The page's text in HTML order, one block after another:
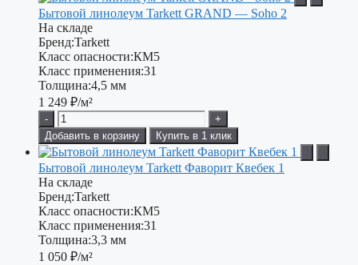
Бытовой линолеум Tarkett GRAND — Soho 2
На складе
Бренд:Tarkett
Класс опасности:КМ5
Класс применения:31
Толщина:4,5 мм
1 249 ₽/м²
-
+
Добавить в корзину
Купить в 1 клик
Бытовой линолеум Tarkett Фаворит Квебек 1
На складе
Бренд:Tarkett
Класс опасности:КМ5
Класс применения:31
Толщина:3,3 мм
1 050 ₽/м²